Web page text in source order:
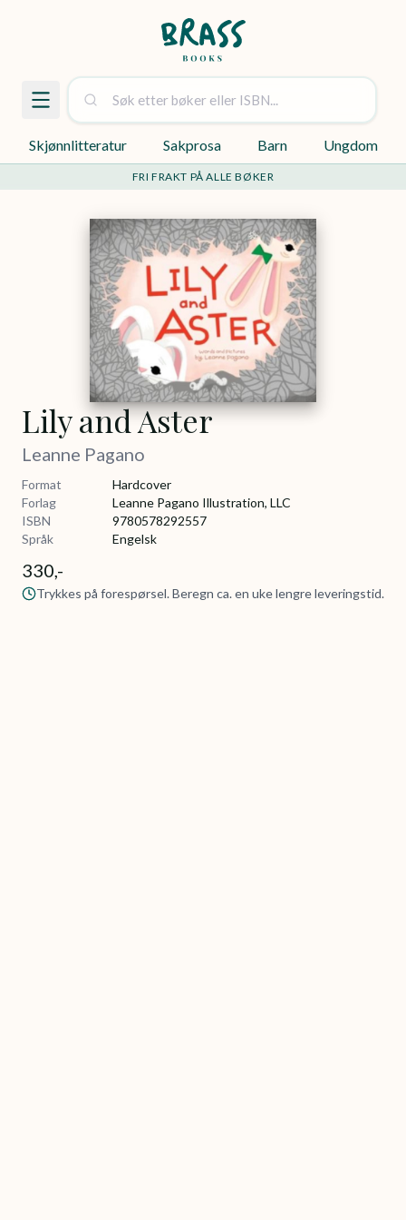
Skjønnlitteratur Sakprosa Barn Ungdom
FRI FRAKT PÅ ALLE BØKER
Lily and Aster
Leanne Pagano
Format
Hardcover
Forlag
Leanne Pagano Illustration, LLC
ISBN
9780578292557
Språk
Engelsk
330,-
Trykkes på forespørsel. Beregn ca. en uke lengre leveringstid.